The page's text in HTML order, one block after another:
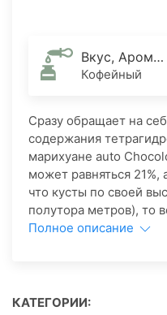
Вкус, Аромат
Кофейный
Сразу обращает на
содержания
марихуане auto
может равняться 21%,
что кусты по своей
полутора метров), то
Полное описание
КАТЕГОРИИ: